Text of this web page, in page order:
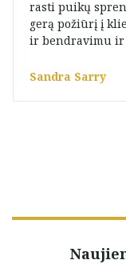
rasti puikų
gerą požiūrį į
ir bendravimu ir
Sandra Sarry